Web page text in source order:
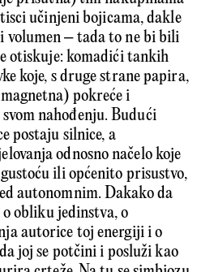
učinjeni bojicama, dakle
volumen – tada to ne bi bili
otiskuje: komadići tankih
koje, s druge strane papira,
pokreće i
nahođenju. Budući
postaju silnice, a
odnosno načelo koje
ili općenito prisustvo,
autonomnim. Dakako da
obliku jedinstva, o
autorice toj energiji i o
joj se potčini i posluži kao